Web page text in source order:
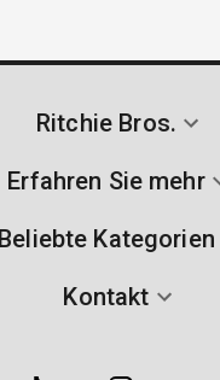
Ritchie Bros.
Erfahren Sie mehr
Beliebte Kategorien
Kontakt